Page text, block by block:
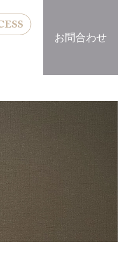
お問合わせ